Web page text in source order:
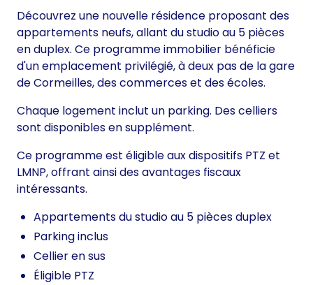
Découvrez une nouvelle résidence proposant des
appartements neufs, allant du studio au 5 pièces
en duplex. Ce programme immobilier bénéficie
d'un emplacement privilégié, à deux pas de la gare
de Cormeilles, des commerces et des écoles.
Chaque logement inclut un parking. Des celliers
sont disponibles en supplément.
Ce programme est éligible aux dispositifs PTZ et
LMNP, offrant ainsi des avantages fiscaux
intéressants.
Appartements du studio au 5 pièces duplex
Parking inclus
Cellier en sus
Éligible PTZ